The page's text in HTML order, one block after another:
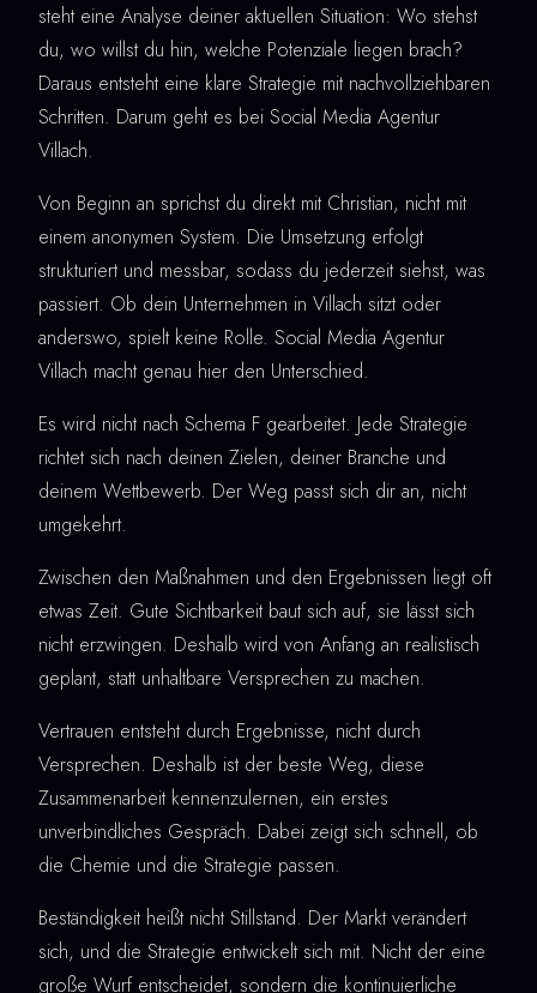
steht eine Analyse deiner aktuellen Situation: Wo stehst
du, wo willst du hin, welche Potenziale liegen brach?
Daraus entsteht eine klare Strategie mit nachvollziehbaren
Schritten. Darum geht es bei Social Media Agentur
Villach.
Von Beginn an sprichst du direkt mit Christian, nicht mit
einem anonymen System. Die Umsetzung erfolgt
strukturiert und messbar, sodass du jederzeit siehst, was
passiert. Ob dein Unternehmen in Villach sitzt oder
anderswo, spielt keine Rolle. Social Media Agentur
Villach macht genau hier den Unterschied.
Es wird nicht nach Schema F gearbeitet. Jede Strategie
richtet sich nach deinen Zielen, deiner Branche und
deinem Wettbewerb. Der Weg passt sich dir an, nicht
umgekehrt.
Zwischen den Maßnahmen und den Ergebnissen liegt oft
etwas Zeit. Gute Sichtbarkeit baut sich auf, sie lässt sich
nicht erzwingen. Deshalb wird von Anfang an realistisch
geplant, statt unhaltbare Versprechen zu machen.
Vertrauen entsteht durch Ergebnisse, nicht durch
Versprechen. Deshalb ist der beste Weg, diese
Zusammenarbeit kennenzulernen, ein erstes
unverbindliches Gespräch. Dabei zeigt sich schnell, ob
die Chemie und die Strategie passen.
Beständigkeit heißt nicht Stillstand. Der Markt verändert
sich, und die Strategie entwickelt sich mit. Nicht der eine
große Wurf entscheidet, sondern die kontinuierliche